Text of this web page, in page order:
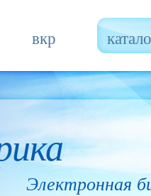
вкр
Электронная